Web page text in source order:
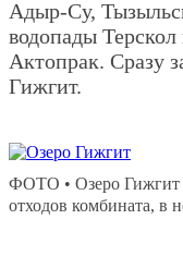
Адыр-Су,
водопады
Актопрак. Сразу
Гижгит.
ФОТО • Озеро
отходов комбината, в